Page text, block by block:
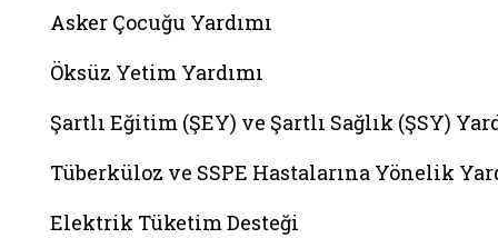
Asker Çocuğu Yardımı
Öksüz Yetim Yardımı
Şartlı Eğitim (ŞEY) ve Şartlı Sağlık (ŞSY)
Tüberküloz ve SSPE Hastalarına Yönelik
Elektrik Tüketim Desteği